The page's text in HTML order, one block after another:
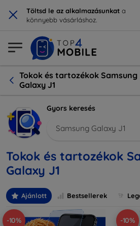
× Töltsd le az alkalmazásunkat a
könnyebb vásárláshoz.
Tokok és tartozékok Samsung
Galaxy J1
Gyors keresés
Samsung Galaxy J1
Tokok és tartozékok
Galaxy J1
Ajánlott Bestsellerek
-10% -10%